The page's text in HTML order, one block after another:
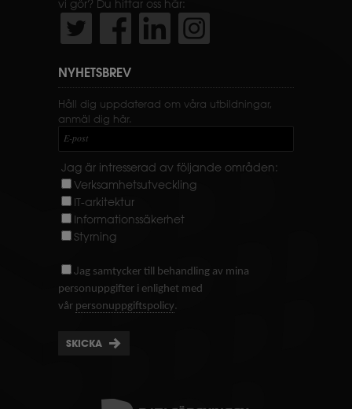
vi gör? Du hittar oss här:
NYHETSBREV
Håll dig uppdaterad om våra utbildningar,
anmäl dig här.
E-post
Jag är intresserad av följande områden:
Verksamhetsutveckling
IT-arkitektur
Informationssäkerhet
Styrning
Jag samtycker till behandling av mina
personuppgifter i enlighet med
vår personuppgiftspolicy.
SKICKA